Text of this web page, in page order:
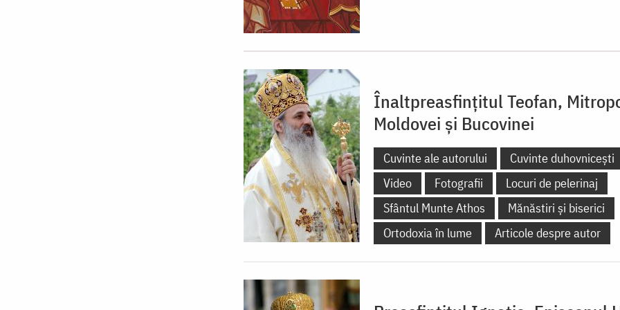
Înaltpreasfințitul Teofan,
Moldovei și Bucovinei
Cuvinte ale autorului Cuvinte duhovnicești
Video
Fotografii
Locuri de pelerinaj
Sfântul Munte Athos
Mănăstiri și biserici
Ortodoxia în lume
Articole despre autor